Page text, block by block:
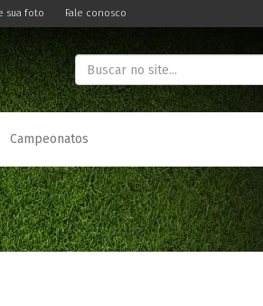
sua foto Fale conosco
Campeonatos